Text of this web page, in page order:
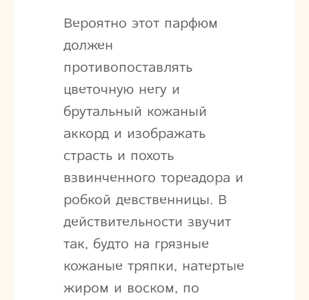
Вероятно этот парфюм
должен
противопоставлять
цветочную негу и
брутальный кожаный
аккорд и изображать
страсть и похоть
взвинченного тореадора и
робкой девственницы. В
действительности звучит
так, будто на грязные
кожаные тряпки, натертые
жиром и воском, по